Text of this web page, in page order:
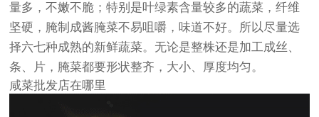
量多，不嫩不脆；特别是叶绿素含量较多的蔬菜，纤维
坚硬，腌制成酱腌菜不易咀嚼，味道不好。所以尽量选
择六七种成熟的新鲜蔬菜。无论是整株还是加工成丝、
条、片，腌菜都要形状整齐，大小、厚度均匀。
咸菜批发店在哪里